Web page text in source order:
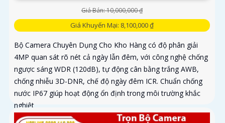
Giá Bán: 10,000,000 ₫
Giá Khuyến Mại: 8,100,000 ₫
Bộ Camera Chuyên Dụng Cho Kho Hàng có độ phân giải
4MP quan sát rõ nét cả ngày lẫn đêm, với công nghệ chống
ngược sáng WDR (120dB), tự động cân bằng trắng AWB,
chống nhiễu 3D-DNR, chế độ ngày đêm ICR. Chuẩn chống
nước IP67 giúp hoạt động ổn định trong môi trường khắc
nghiệt